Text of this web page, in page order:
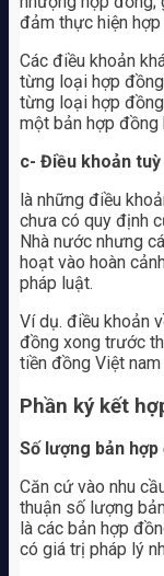
đảm thực hiện hợp
Các điều khoản
từng loại hợp
từng loại hợp
một bản hợp đồng
c- Điều khoản tuỳ
là những điều
chưa có quy định
Nhà nước nhưng
hoạt vào hoàn
pháp luật.
Ví dụ. điều khoản
đồng xong trước
tiền đồng Việt
Phần ký kết
Số lượng bản
Căn cứ vào nhu
thuận số lượng
là các bản hợp
có giá trị pháp lý